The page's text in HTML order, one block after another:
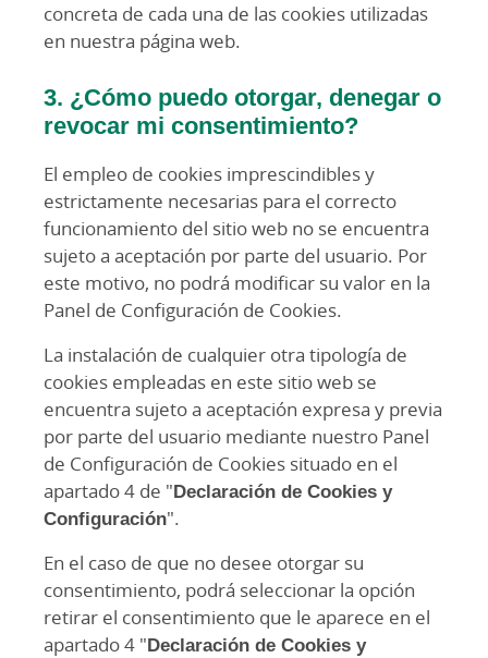
concreta de cada una de las cookies utilizadas
en nuestra página web.
3. ¿Cómo puedo otorgar, denegar o
revocar mi consentimiento?
El empleo de cookies imprescindibles y
estrictamente necesarias para el correcto
funcionamiento del sitio web no se encuentra
sujeto a aceptación por parte del usuario. Por
este motivo, no podrá modificar su valor en la
Panel de Configuración de Cookies.
La instalación de cualquier otra tipología de
cookies empleadas en este sitio web se
encuentra sujeto a aceptación expresa y previa
por parte del usuario mediante nuestro Panel
de Configuración de Cookies situado en el
apartado 4 de "Declaración de Cookies y
Configuración".
En el caso de que no desee otorgar su
consentimiento, podrá seleccionar la opción
retirar el consentimiento que le aparece en el
apartado 4 "Declaración de Cookies y